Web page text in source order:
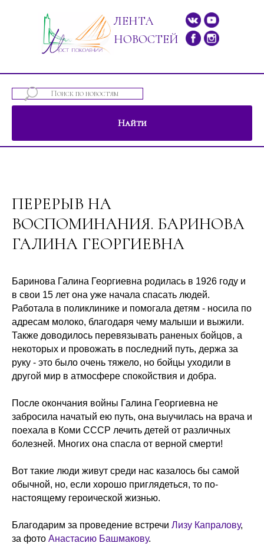
ЛЕНТА
НОВОСТЕЙ
Найти
ПЕРЕРЫВ НА
ВОСПОМИНАНИЯ. БАРИНОВА
ГАЛИНА ГЕОРГИЕВНА
Баринова Галина Георгиевна родилась в 1926 году и
в свои 15 лет она уже начала спасать людей.
Работала в поликлинике и помогала детям - носила по
адресам молоко, благодаря чему малыши и выжили.
Также доводилось перевязывать раненых бойцов, а
некоторых и провожать в последний путь, держа за
руку - это было очень тяжело, но бойцы уходили в
другой мир в атмосфере спокойствия и добра.
После окончания войны Галина Георгиевна не
забросила начатый ею путь, она выучилась на врача и
поехала в Коми СССР лечить детей от различных
болезней. Многих она спасла от верной смерти!
Вот такие люди живут среди нас казалось бы самой
обычной, но, если хорошо приглядеться, то по-
настоящему героической жизнью.
Благодарим за проведение встречи Лизу Капралову,
за фото Анастасию Башмакову.